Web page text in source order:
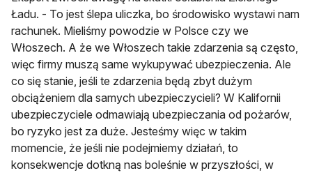
Ładu. - To jest ślepa uliczka, bo środowisko wystawi nam
rachunek. Mieliśmy powodzie w Polsce czy we
Włoszech. A że we Włoszech takie zdarzenia są często,
więc firmy muszą same wykupywać ubezpieczenia. Ale
co się stanie, jeśli te zdarzenia będą zbyt dużym
obciążeniem dla samych ubezpieczycieli? W Kalifornii
ubezpieczyciele odmawiają ubezpieczania od pożarów,
bo ryzyko jest za duże. Jesteśmy więc w takim
momencie, że jeśli nie podejmiemy działań, to
konsekwencje dotkną nas boleśnie w przyszłości, w